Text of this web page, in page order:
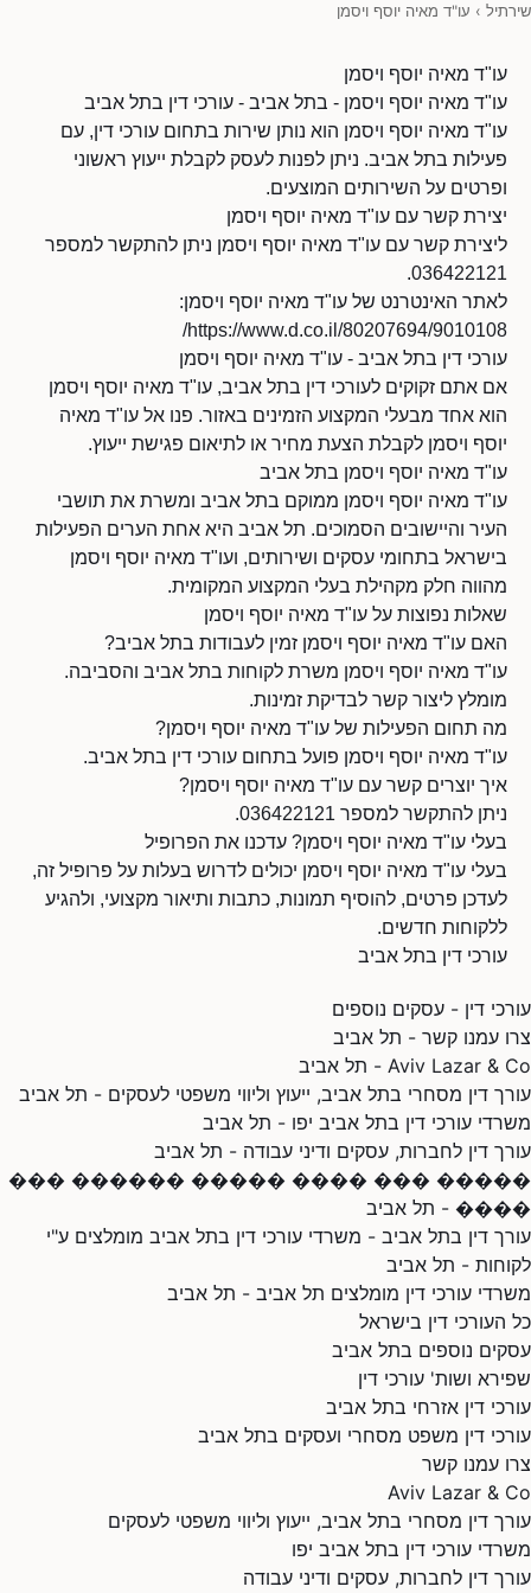
שירתיל › עו"ד מאיה יוסף ויסמן
עו"ד מאיה יוסף ויסמן
עו"ד מאיה יוסף ויסמן - בתל אביב - עורכי דין בתל אביב
עו"ד מאיה יוסף ויסמן הוא נותן שירות בתחום עורכי דין, עם
פעילות בתל אביב. ניתן לפנות לעסק לקבלת ייעוץ ראשוני
ופרטים על השירותים המוצעים.
יצירת קשר עם עו"ד מאיה יוסף ויסמן
ליצירת קשר עם עו"ד מאיה יוסף ויסמן ניתן להתקשר למספר
036422121.
לאתר האינטרנט של עו"ד מאיה יוסף ויסמן:
https://www.d.co.il/80207694/9010108/
עורכי דין בתל אביב - עו"ד מאיה יוסף ויסמן
אם אתם זקוקים לעורכי דין בתל אביב, עו"ד מאיה יוסף ויסמן
הוא אחד מבעלי המקצוע הזמינים באזור. פנו אל עו"ד מאיה
יוסף ויסמן לקבלת הצעת מחיר או לתיאום פגישת ייעוץ.
עו"ד מאיה יוסף ויסמן בתל אביב
עו"ד מאיה יוסף ויסמן ממוקם בתל אביב ומשרת את תושבי
העיר והיישובים הסמוכים. תל אביב היא אחת הערים הפעילות
בישראל בתחומי עסקים ושירותים, ועו"ד מאיה יוסף ויסמן
מהווה חלק מקהילת בעלי המקצוע המקומית.
שאלות נפוצות על עו"ד מאיה יוסף ויסמן
האם עו"ד מאיה יוסף ויסמן זמין לעבודות בתל אביב?
עו"ד מאיה יוסף ויסמן משרת לקוחות בתל אביב והסביבה.
מומלץ ליצור קשר לבדיקת זמינות.
מה תחום הפעילות של עו"ד מאיה יוסף ויסמן?
עו"ד מאיה יוסף ויסמן פועל בתחום עורכי דין בתל אביב.
איך יוצרים קשר עם עו"ד מאיה יוסף ויסמן?
ניתן להתקשר למספר 036422121.
בעלי עו"ד מאיה יוסף ויסמן? עדכנו את הפרופיל
בעלי עו"ד מאיה יוסף ויסמן יכולים לדרוש בעלות על פרופיל זה,
לעדכן פרטים, להוסיף תמונות, כתבות ותיאור מקצועי, ולהגיע
ללקוחות חדשים.
עורכי דין בתל אביב
עורכי דין - עסקים נוספים
צרו עמנו קשר - תל אביב
Aviv Lazar & Co - תל אביב
עורך דין מסחרי בתל אביב, ייעוץ וליווי משפטי לעסקים - תל אביב
משרדי עורכי דין בתל אביב יפו - תל אביב
עורך דין לחברות, עסקים ודיני עבודה - תל אביב
����� ��� ���� ����� ������ ���
���� - תל אביב
עורך דין בתל אביב - משרדי עורכי דין בתל אביב מומלצים ע"י
לקוחות - תל אביב
משרדי עורכי דין מומלצים תל אביב - תל אביב
כל העורכי דין בישראל
עסקים נוספים בתל אביב
שפירא ושות' עורכי דין
עורכי דין אזרחי בתל אביב
עורכי דין משפט מסחרי ועסקים בתל אביב
צרו עמנו קשר
Aviv Lazar & Co
עורך דין מסחרי בתל אביב, ייעוץ וליווי משפטי לעסקים
משרדי עורכי דין בתל אביב יפו
עורך דין לחברות, עסקים ודיני עבודה